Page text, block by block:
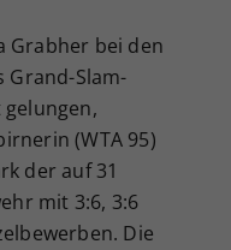
Grabher bei den
Slam-
(WTA 95)
der auf 31
mit 3:6, 3:6
Die